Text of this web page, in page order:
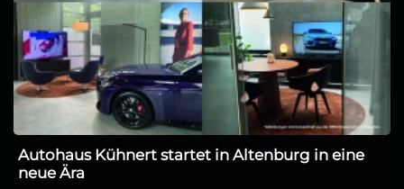
Autohaus Kühnert startet in Altenburg in eine
neue Ära